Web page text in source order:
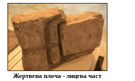
Жертвена плоча - лицева част